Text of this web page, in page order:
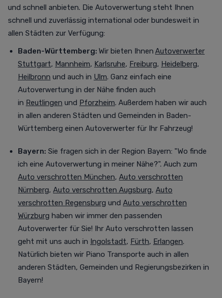
und schnell anbieten. Die Autoverwertung steht Ihnen
schnell und zuverlässig international oder bundesweit in
allen Städten zur Verfügung:
Baden-Württemberg: Wir bieten Ihnen Autoverwerter
Stuttgart, Mannheim, Karlsruhe, Freiburg, Heidelberg,
Heilbronn und auch in Ulm. Ganz einfach eine
Autoverwertung in der Nähe finden auch
in Reutlingen und Pforzheim. Außerdem haben wir auch
in allen anderen Städten und Gemeinden in Baden-
Württemberg einen Autoverwerter für Ihr Fahrzeug!
Bayern: Sie fragen sich in der Region Bayern: "Wo finde
ich eine Autoverwertung in meiner Nähe?". Auch zum
Auto verschrotten München, Auto verschrotten
Nürnberg, Auto verschrotten Augsburg, Auto
verschrotten Regensburg und Auto verschrotten
Würzburg haben wir immer den passenden
Autoverwerter für Sie! Ihr Auto verschrotten lassen
geht mit uns auch in Ingolstadt, Fürth, Erlangen.
Natürlich bieten wir Piano Transporte auch in allen
anderen Städten, Gemeinden und Regierungsbezirken in
Bayern!